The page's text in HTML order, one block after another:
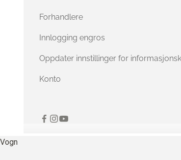
Forhandlere
Innlogging engros
Oppdater innstillinger for
Konto
Vogn